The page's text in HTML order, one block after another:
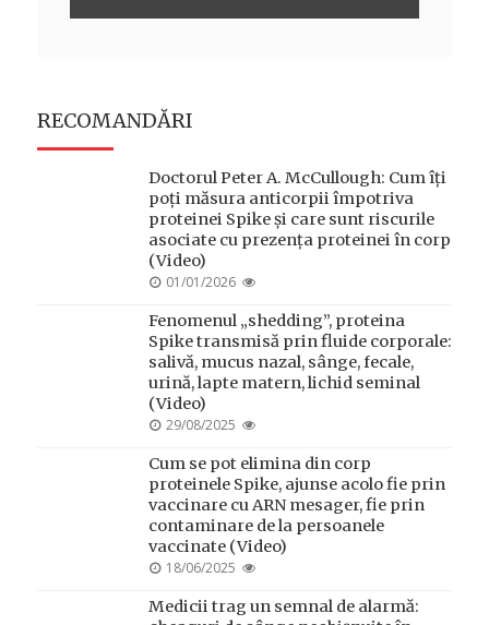
RECOMANDĂRI
Doctorul Peter A. McCullough: Cum îți
poți măsura anticorpii împotriva
proteinei Spike și care sunt riscurile
asociate cu prezența proteinei în corp
(Video)
POSTED
01/01/2026
Fenomenul „shedding”, proteina
Spike transmisă prin fluide corporale:
salivă, mucus nazal, sânge, fecale,
urină, lapte matern, lichid seminal
(Video)
POSTED
29/08/2025
Cum se pot elimina din corp
proteinele Spike, ajunse acolo fie prin
vaccinare cu ARN mesager, fie prin
contaminare de la persoanele
vaccinate (Video)
POSTED
18/06/2025
Medicii trag un semnal de alarmă: